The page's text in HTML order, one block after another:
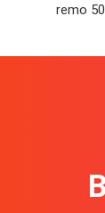
remo